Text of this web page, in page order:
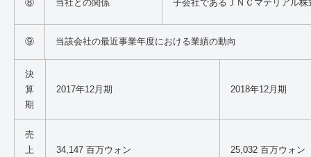
⑧ 当社との関係 子会社であるＪＮＣマテリアル株
⑨ 当該会社の最近事業年度における業績の動向
決
算
期
2017年12月期 2018年12月期
売
上
34,147 百万ウォン 25,032 百万ウォン